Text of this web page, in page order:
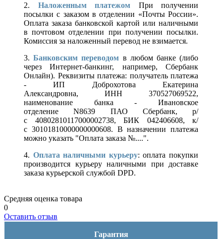
2. Наложенным платежом При получении
посылки с заказом в отделении «Почты России».
Оплата заказа банковской картой или наличными
в почтовом отделении при получении посылки.
Комиссия за наложенный перевод не взимается.
3.Банковским переводом в любом банке (либо
через Интернет-банкинг, например, Сбербанк
Онлайн). Реквизиты платежа: получатель платежа
- ИП Доброхотова Екатерина
Александровна, ИНН 370527069522,
наименование банка - Ивановское
отделение N8639 ПАО Сбербанк, р/
с 40802810117000002738, БИК 042406608, к/
с 30101810000000000608. В назначении платежа
можно указать "Оплата заказа №....".
4. Оплата наличными курьеру: оплата покупки
производится курьеру наличными при доставке
заказа курьерской службой DPD.
Средняя оценка товара
0
Оставить отзыв
Гарантия